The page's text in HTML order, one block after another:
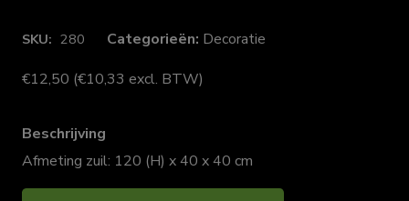
SKU: 280 Categorieën: Decoratie
€12,50 (€10,33 excl. BTW)
Beschrijving
Afmeting zuil: 120 (H) x 40 x 40 cm